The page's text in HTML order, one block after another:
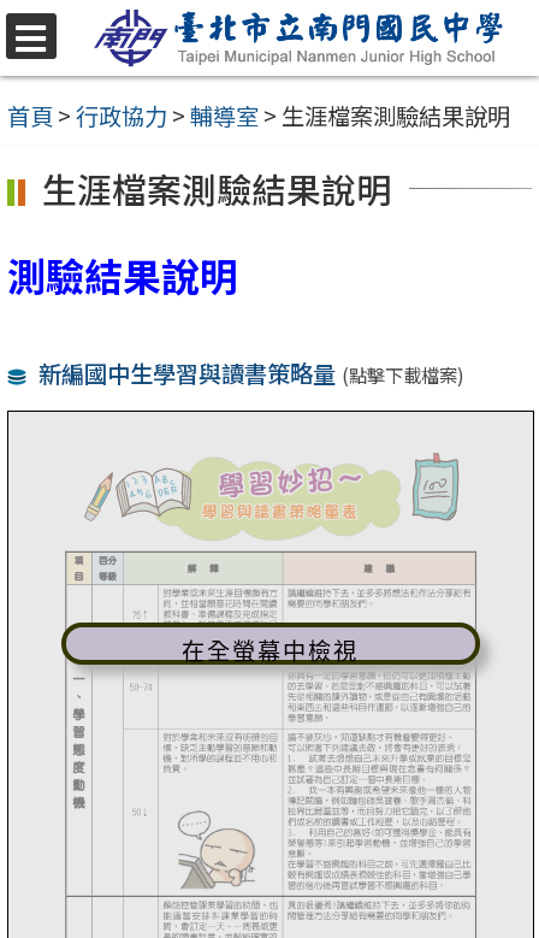
跳
至
主
內
區
選
單
首頁 >行政協力 >輔導室> 生涯檔案測驗結果說明
生涯檔案測驗結果說明
測驗結果說明
新編國中生學習與讀書策略量 (點擊下載檔案)
在全螢幕中檢視